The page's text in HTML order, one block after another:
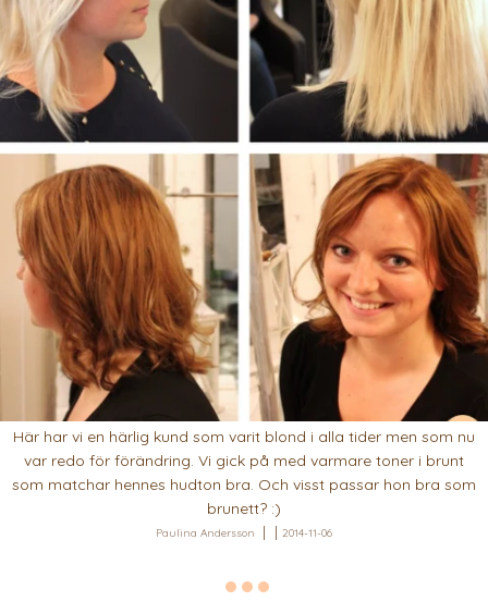
Här har vi en härlig kund som varit blond i alla tider men som nu
var redo för förändring. Vi gick på med varmare toner i brunt
som matchar hennes hudton bra. Och visst passar hon bra som
brunett? :)
Paulina Andersson 2014-11-06